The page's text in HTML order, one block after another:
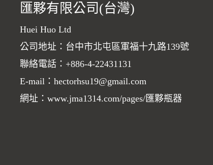
匯夥有限公司(台灣)
Huei Huo Ltd
公司地址：台中市北屯區軍福十九路139號
聯絡電話： +886-4-22431131
E-mail： hectorhsu19@gmail.com
網址： www.jma1314.com/pages/匯夥瓶器